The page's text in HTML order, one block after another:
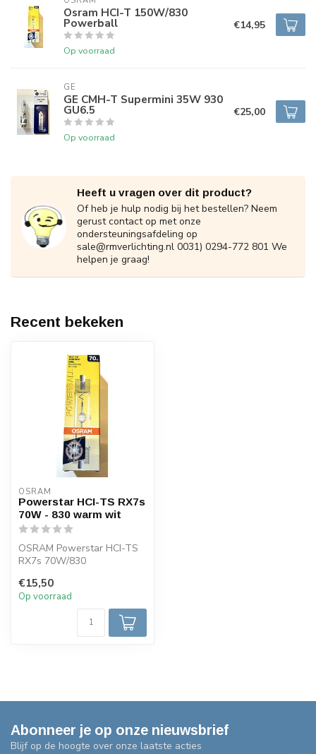
Osram HCI-T 150W/830
Powerball
Op voorraad
€14,95
GE
GE CMH-T Supermini 35W 930
GU6.5
Op voorraad
€25,00
Heeft u vragen over dit product?
Of heb je hulp nodig bij het bestellen? Neem
gerust contact op met onze
ondersteuningsafdeling op
sale@rmverlichting.nl 0031) 0294-772 801 We
helpen je graag!
Recent bekeken
OSRAM
Powerstar HCI-TS RX7s
70W - 830 warm wit
OSRAM Powerstar HCI-TS
RX7s 70W/830
warm wit licht (3000K)...
€15,50
Op voorraad
Abonneer je op onze nieuwsbrief
Blijf op de hoogte over onze laatste acties